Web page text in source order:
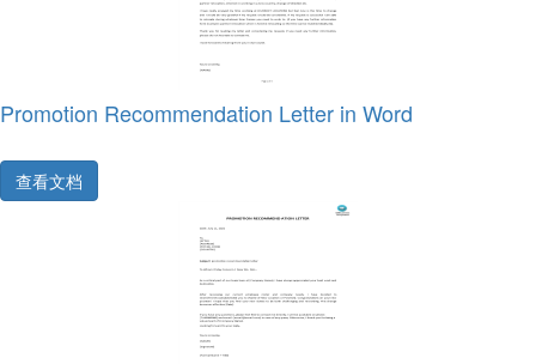
Promotion Recommendation Letter in Word
查看文档